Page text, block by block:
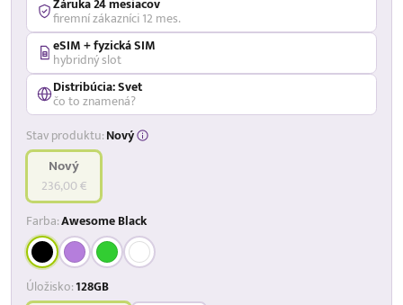
firemní zákazníci 12 mes.
eSIM + fyzická SIM
hybridný slot
Distribúcia: Svet
čo to znamená?
Stav produktu:Nový
Nový
236,00 €
Farba:Awesome Black
Úložisko:128GB